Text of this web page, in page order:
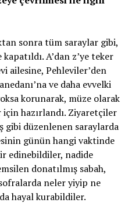
sonra tüm saraylar gibi,
A’dan z’ye teker
ailesine, Pehleviler’den
ve daha evvelki
korunarak, müze olarak
hazırlandı. Ziyaretçiler
gibi düzenlenen saraylarda
günün hangi vaktinde
edinebildiler, nadide
donatılmış sabah,
neler yiyip ne
hayal kurabildiler.